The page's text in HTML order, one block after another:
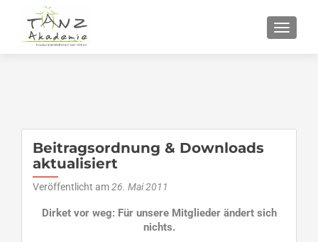
Beitragsordnung & Downloads
aktualisiert
Veröffentlicht am26. Mai 2011
Dirket vor weg: Für unsere Mitglieder ändert sich
nichts.